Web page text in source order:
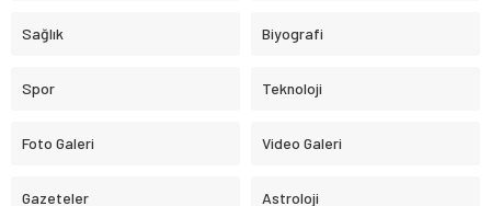
Sağlık Biyografi
Spor Teknoloji
Foto Galeri Video Galeri
Gazeteler Astroloji